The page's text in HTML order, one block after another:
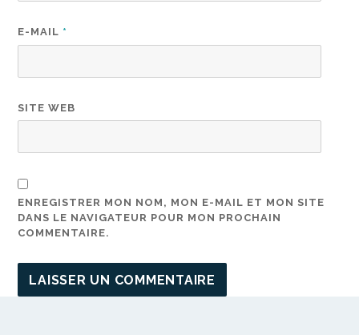
E-MAIL *
SITE WEB
ENREGISTRER MON NOM, MON E-MAIL ET MON SITE
DANS LE NAVIGATEUR POUR MON PROCHAIN
COMMENTAIRE.